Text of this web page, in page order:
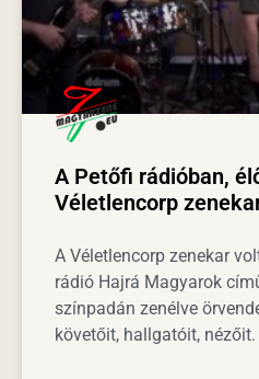
A Petőfi rádióban,
Véletlencorp
A Véletlencorp zenekar
rádió Hajrá Magyarok
színpadán zenélve
követőit, hallgatóit, nézőit.